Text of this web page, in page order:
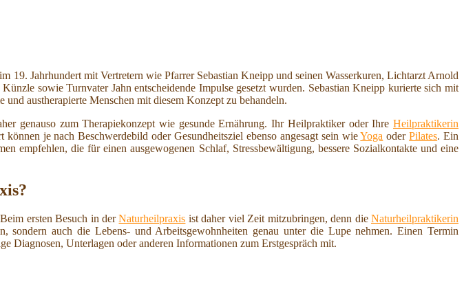
Jahrhundert mit Vertretern wie Pfarrer Sebastian Kneipp und seinen Wasserkuren, Lichtarzt Arnold
sowie Turnvater Jahn entscheidende Impulse gesetzt wurden. Sebastian Kneipp kurierte sich mit
austherapierte Menschen mit diesem Konzept zu behandeln.
genauso zum Therapiekonzept wie gesunde Ernährung. Ihr Heilpraktiker oder IhreHeilpraktikerin
je nach Beschwerdebild oder Gesundheitsziel ebenso angesagt sein wieYoga oderPilates. Ein
empfehlen, die für einen ausgewogenen Schlaf, Stressbewältigung, bessere Sozialkontakte und eine
ersten Besuch in derNaturheilpraxis ist daher viel Zeit mitzubringen, denn dieNaturheilpraktikerin
auch die Lebens- und Arbeitsgewohnheiten genau unter die Lupe nehmen. Einen Termin
Diagnosen, Unterlagen oder anderen Informationen zum Erstgespräch mit.